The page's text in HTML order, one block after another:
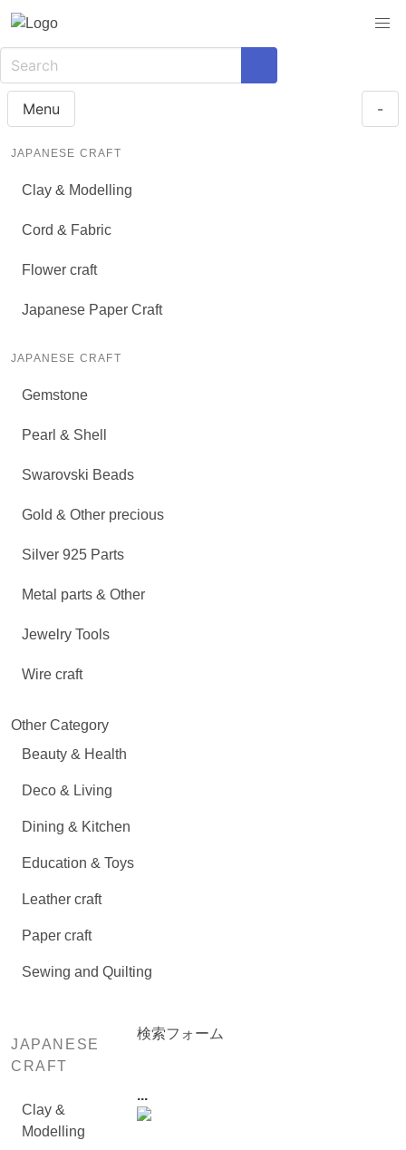
Menu -
JAPANESE CRAFT
Clay & Modelling
Cord & Fabric
Flower craft
Japanese Paper Craft
JAPANESE CRAFT
Gemstone
Pearl & Shell
Swarovski Beads
Gold & Other precious
Silver 925 Parts
Metal parts & Other
Jewelry Tools
Wire craft
Other Category
Beauty & Health
Deco & Living
Dining & Kitchen
Education & Toys
Leather craft
Paper craft
Sewing and Quilting
JAPANESE
CRAFT
Clay &
Modelling
検索フォーム
...